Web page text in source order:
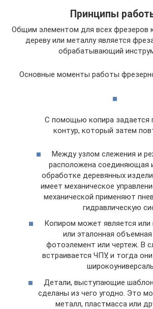
Принципы
Общим элементом для всех фрезеров
дереву или металлу является
обрабатывающий
Основные моменты работы
С помощью копира задается
контур, который затем
Между узлом слежения и
расположена соединяющая
обработке деревянных
имеет механическое
механической применяют
гидравлическую
Копиром может является или
или эталонная объемная
фотоэлемент или чертеж. В
встраивается ЧПУ, и тогда
Детали, выступающие
сделаны из чего угодно. Это
металл, пластмасса или